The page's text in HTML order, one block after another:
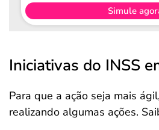
Simule
Iniciativas do INSS
Para que a ação seja mais
realizando algumas ações.